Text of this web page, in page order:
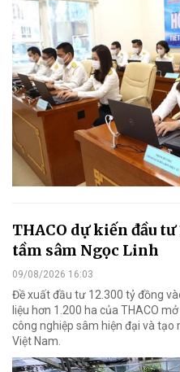
THACO dự kiến đầu
tầm sâm Ngọc Linh
09/08/2026 16:03
Đề xuất đầu tư 12.300 tỷ đồng
liệu hơn 1.200 ha của THACO
công nghiệp sâm hiện đại và tạo
Việt Nam.